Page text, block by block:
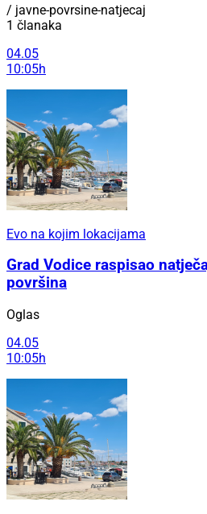
/ javne-povrsine-natjecaj
1 članaka
04.05
10:05h
Evo na kojim lokacijama
Grad Vodice raspisao
površina
Oglas
04.05
10:05h